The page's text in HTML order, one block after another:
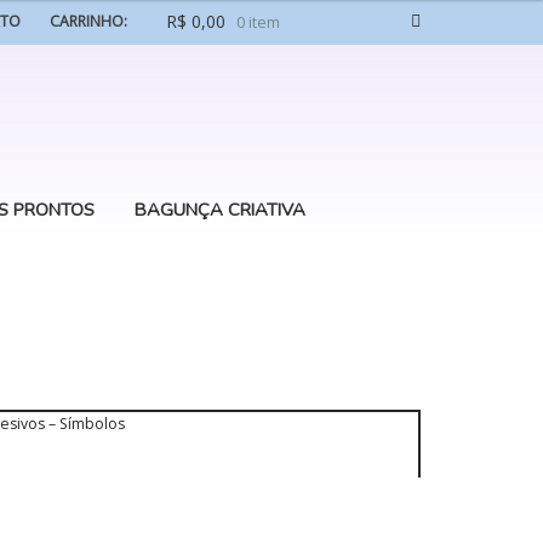
CARRINHO: R$ 0,00 0 item
PRONTOS
BAGUNÇA CRIATIVA
– Símbolos